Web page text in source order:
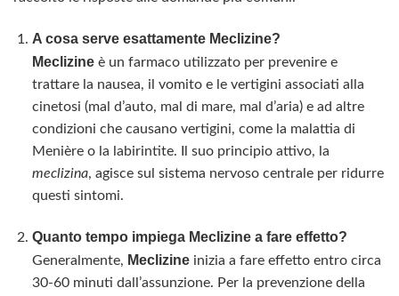
A cosa serve esattamente Meclizine?
Meclizineè un farmaco utilizzato per prevenire e
trattare la nausea, il vomito e le vertigini associati alla
cinetosi (mal d’auto, mal di mare, mal d’aria) e ad altre
condizioni che causano vertigini, come la malattia di
Menière o la labirintite. Il suo principio attivo, la
meclizina, agisce sul sistema nervoso centrale per ridurre
questi sintomi.
Quanto tempo impiega Meclizine a fare effetto?
Generalmente, Meclizineinizia a fare effetto entro circa
30-60 minuti dall’assunzione. Per la prevenzione della